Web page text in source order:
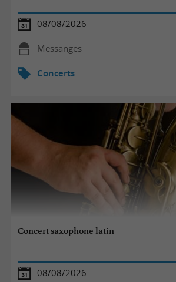
08/08/2026
Messanges
Concerts
Concert saxophone latin
08/08/2026